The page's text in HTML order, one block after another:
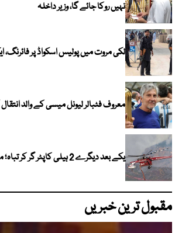
نہیں روکا جائے گا، وزیر داخلہ
لکی مروت میں پولیس اسکواڈ پر فائرنگ،
معروف فٹبالر لیونل میسی کے والد
یکے بعد دیگرے 2 ہیلی کاپٹر گر کر تباہ؛ متعدد ہلاکتیں
مقبول ترین خبریں